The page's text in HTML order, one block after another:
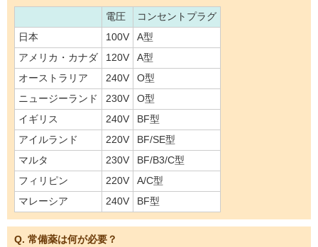
電圧
コンセントプラグ
日本
100V
A型
アメリカ・カナダ
120V
A型
オーストラリア
240V
O型
ニュージーランド
230V
O型
イギリス
240V
BF型
アイルランド
220V
BF/SE型
マルタ
230V
BF/B3/C型
フィリピン
220V
A/C型
マレーシア
240V BF型
Q. 常備薬は何が必要？